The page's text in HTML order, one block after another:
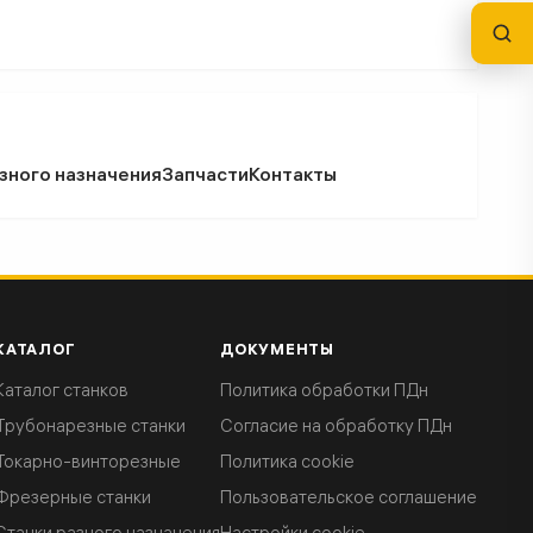
назначенияЗапчастиКонтакты
станков
станки
винторезные
станки
ДОКУМЕНТЫ
Политика обработки ПДн
Согласие на обработку ПДн
Политика cookie
Пользовательское соглашение